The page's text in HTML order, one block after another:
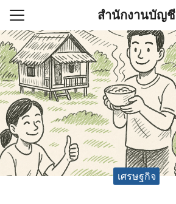
Skip
content
สำนักงานบัญชี
(ไม่มีชื่อ)
านบัญชี (Accounting
ช่วยสำคัญในการบริหาร
Search
for:
เศรษฐกิจ